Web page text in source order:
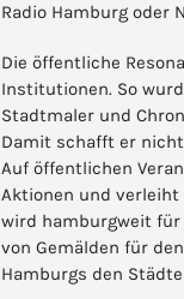
Radio Hamburg oder
Die öffentliche
Institutionen. So
Stadtmaler und
Damit schafft er
Auf öffentlichen
Aktionen und
wird hamburgweit
von Gemälden für
Hamburgs den